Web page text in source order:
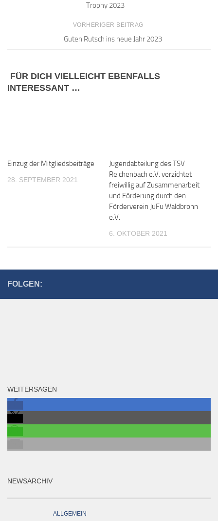
Trophy 2023
VORHERIGER BEITRAG
Guten Rutsch ins neue Jahr 2023
FÜR DICH VIELLEICHT EBENFALLS
INTERESSANT …
Einzug der Mitgliedsbeiträge
28. SEPTEMBER 2021
Jugendabteilung des TSV
Reichenbach e.V. verzichtet
freiwillig auf Zusammenarbeit
und Förderung durch den
Förderverein JuFu Waldbronn
e.V.
6. OKTOBER 2021
FOLGEN:
WEITERSAGEN
NEWSARCHIV
ALLGEMEIN